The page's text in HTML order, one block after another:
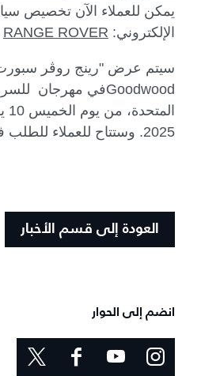
يمكن للعملاء الآن تخصيص
الإلكتروني: RANGE ROVER
سيتم عرض "رينج روڤر
في مهرجانGoodwood
2025. وستتاح للعملاء للطلب في نهاية عام 2025.
العودة إلى قسم الأخبار
انضم إلى الحوار